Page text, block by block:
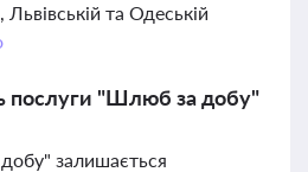
та Одеській
послуги "Шлюб за добу"
залишається